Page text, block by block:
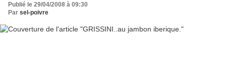
Publié le 29/04/2008 à 09:30
Par sel-poivre